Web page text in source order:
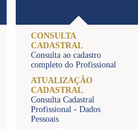
CONSULTA
CADASTRAL
Consulta ao cadastro
completo do Profissional
ATUALIZAÇÃO
CADASTRAL
Consulta Cadastral
Profissional - Dados
Pessoais